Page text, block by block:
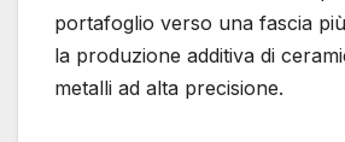
portafoglio verso una fascia
la produzione additiva di
metalli ad alta precisione.